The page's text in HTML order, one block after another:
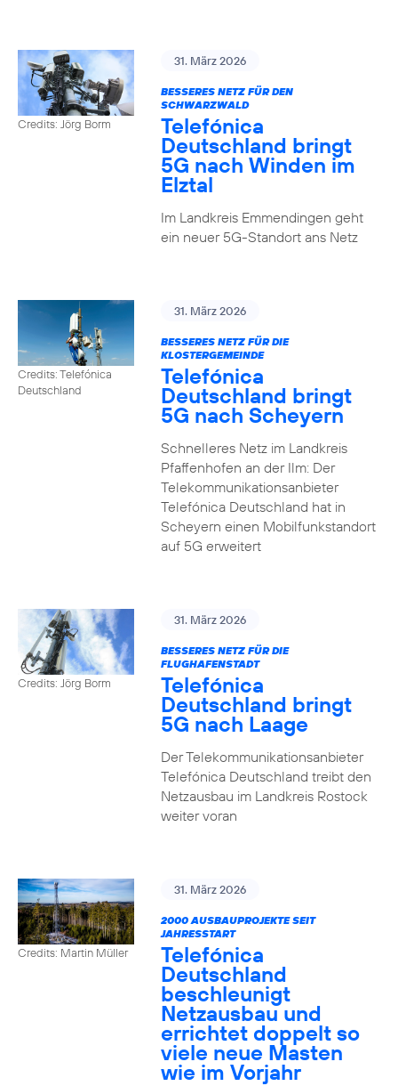
Credits: Jörg Borm
31. März 2026
BESSERES NETZ FÜR DEN
SCHWARZWALD
Telefónica
Deutschland bringt
5G nach Winden im
Elztal
Im Landkreis Emmendingen geht
ein neuer 5G-Standort ans Netz
Credits: Telefónica
Deutschland
31. März 2026
BESSERES NETZ FÜR DIE
KLOSTERGEMEINDE
Telefónica
Deutschland bringt
5G nach Scheyern
Schnelleres Netz im Landkreis
Pfaffenhofen an der Ilm: Der
Telekommunikationsanbieter
Telefónica Deutschland hat in
Scheyern einen Mobilfunkstandort
auf 5G erweitert
Credits: Jörg Borm
31. März 2026
BESSERES NETZ FÜR DIE
FLUGHAFENSTADT
Telefónica
Deutschland bringt
5G nach Laage
Der Telekommunikationsanbieter
Telefónica Deutschland treibt den
Netzausbau im Landkreis Rostock
weiter voran
Credits: Martin Müller
31. März 2026
2000 AUSBAUPROJEKTE SEIT
JAHRESSTART
Telefónica
Deutschland
beschleunigt
Netzausbau und
errichtet doppelt so
viele neue Masten
wie im Vorjahr